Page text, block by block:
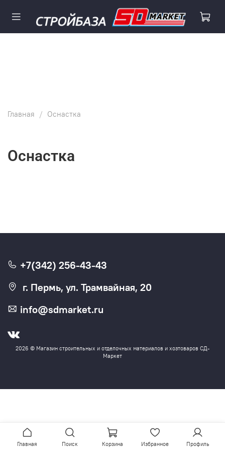
Главная Оснастка
Оснастка
2026 © Магазин строительных и отделочных материалов и хозтоваров СД-
Маркет
+7(342) 256-43-43
г. Пермь, ул. Трамвайная, 20
info@sdmarket.ru
Главная Поиск Корзина Избранное Профиль